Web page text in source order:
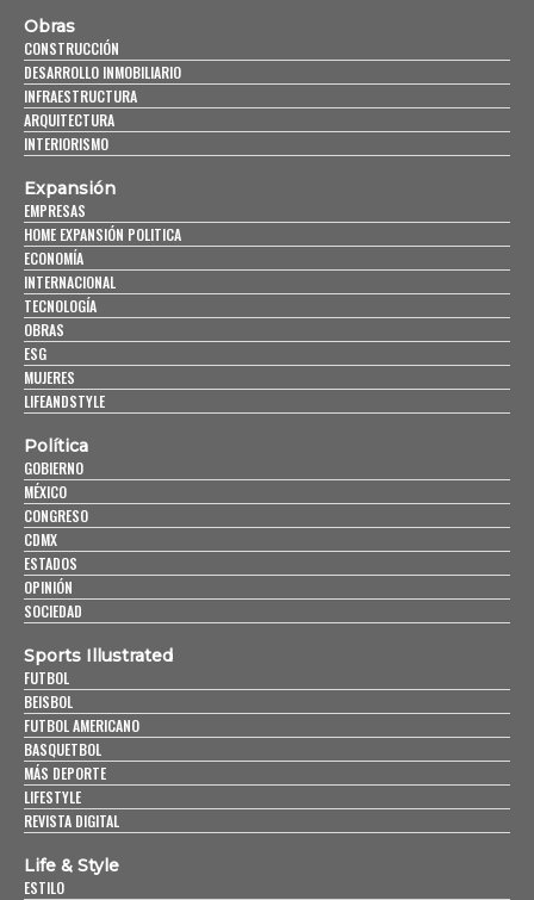
Obras
CONSTRUCCIÓN
DESARROLLO INMOBILIARIO
INFRAESTRUCTURA
ARQUITECTURA
INTERIORISMO
Expansión
EMPRESAS
HOME EXPANSIÓN POLITICA
ECONOMÍA
INTERNACIONAL
TECNOLOGÍA
OBRAS
ESG
MUJERES
LIFEANDSTYLE
Política
GOBIERNO
MÉXICO
CONGRESO
CDMX
ESTADOS
OPINIÓN
SOCIEDAD
Sports Illustrated
FUTBOL
BEISBOL
FUTBOL AMERICANO
BASQUETBOL
MÁS DEPORTE
LIFESTYLE
REVISTA DIGITAL
Life & Style
ESTILO